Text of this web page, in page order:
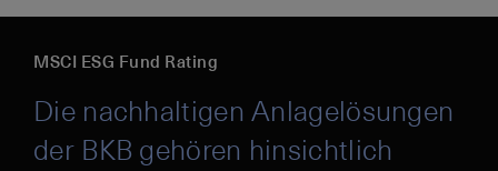
MSCI ESG Fund Rating
Die nachhaltigen Anlagelösungen
der BKB gehören hinsichtlich